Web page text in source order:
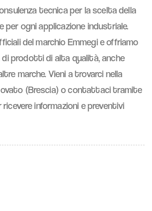
tecnica per la scelta della
per ogni applicazione industriale.
del marchio Emmegi e offriamo
di prodotti di alta qualità, anche
marche. Vieni a trovarci nella
(Brescia) o contattaci tramite
informazioni e preventivi